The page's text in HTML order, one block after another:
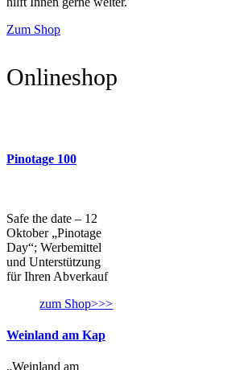
Zum Shop
Onlineshop
Pinotage 100
Safe the date – 12
Oktober „Pinotage
Day“; Werbemittel
und Unterstützung
für Ihren Abverkauf
zum Shop>>>
Weinland am Kap
„Weinland am